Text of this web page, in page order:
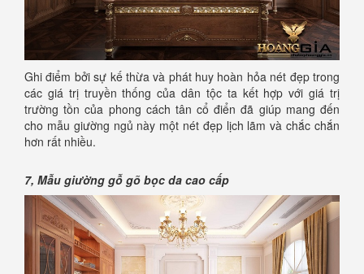
Ghi điểm bởi sự kế thừa và phát huy hoàn hỏa nét đẹp trong
các giá trị truyền thống của dân tộc ta kết hợp với giá trị
trường tồn của phong cách tân cổ điển đã giúp mang đến
cho mẫu giường ngủ này một nét đẹp lịch lãm và chắc chắn
hơn rất nhiều.
7, Mẫu giường gỗ gõ bọc da cao cấp